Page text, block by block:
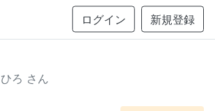
ログイン 新規登録
ひろ さん